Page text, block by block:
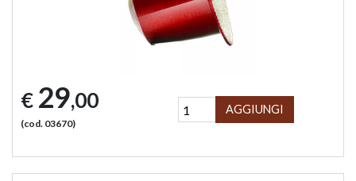
€ 29,00
(cod. 03670)
AGGIUNGI